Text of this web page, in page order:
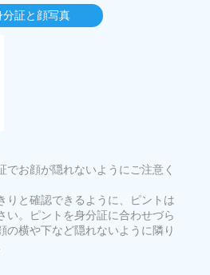
分証と顔写真
お顔が隠れないようにご注意く
りと確認できるように、ピントは
い。ピントを身分証に合わせづら
の横や下など隠れないように隣り